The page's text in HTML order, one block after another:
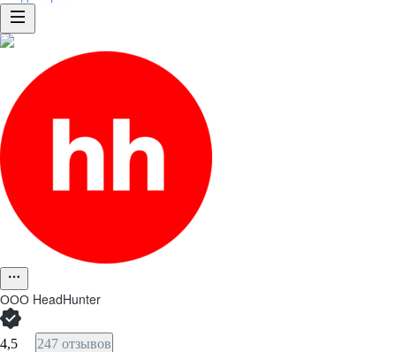
ООО HeadHunter
4,5 247 отзывов